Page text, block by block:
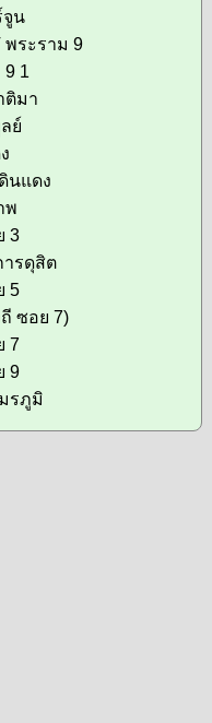
จูน
พระราม 9
1
ติมา
ย์
นแดง
พ
3
ารดุสิต
5
ถี ซอย 7)
7
9
รภูมิ